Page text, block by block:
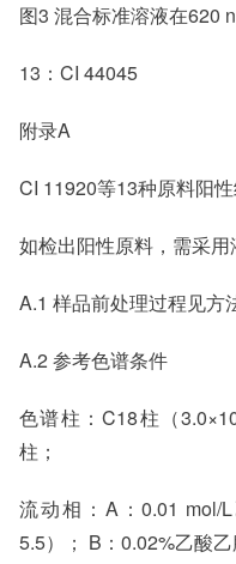
图3 混合标准溶液在620
13：CI 44045
附录A
CI 11920等13种原料阳
如检出阳性原料，需采用
A.1 样品前处理过程见方
A.2 参考色谱条件
色谱柱：C18柱（
柱；
流动相：A：0.01 mol/
5.5）； B：0.02%乙酸乙